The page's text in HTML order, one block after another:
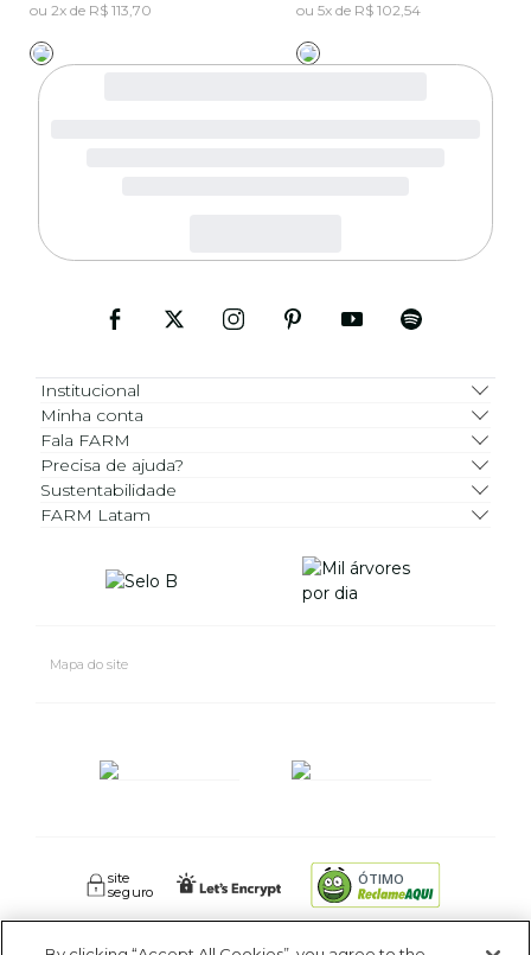
ou 2x de R$ 113,70
ou 5x de R$ 102,54
Institucional
Minha conta
Fala FARM
Precisa de ajuda?
Sustentabilidade
FARM Latam
Mapa do site
site
seguro
ÓTIMO